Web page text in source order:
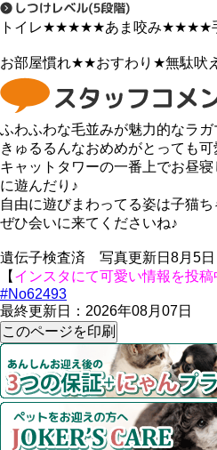
トイレ★★★★★あま咬み★★★★
お部屋慣れ★★おすわり ★無駄吠え
ふわふわな毛並みが魅力的なラ
きゅるるんなおめめがとっても可
キャットタワーの一番上でお昼
に遊んだり♪
自由に遊びまわってる姿は子猫
ぜひ会いに来てくださいね♪
遺伝子検査済 写真更新日8月5日
【 インスタにて可愛い情報を投稿
#No62493
最終更新日：2026年08月07日